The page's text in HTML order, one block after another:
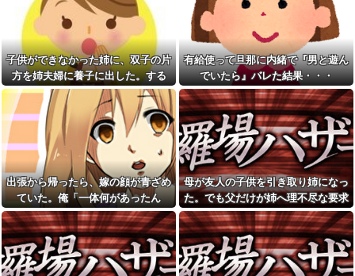
『Gガンダム』を一気見させた結
果……甥っ子が重度の中二病...
注文住宅を建てたんだけど、
２年近く待たされた挙げ句、追
加費用1400万請求された。流石
におかしいよね？
義弟夫婦「家では関西弁しか
話させない！」私「そこまで徹
底するの？」→その教育方針が
思わぬ結果を招いて…
同僚「先輩、今度デートする
らしいよ」俺「そんな…」→密
かに想い続けていた相手の話を
聞いて落ち込んで…
文系学部卒ってどんな仕事に
就くの？結局何で食っていくか
わからないんだけど...
兄がドール愛好家。部屋でド
レスを着せ写真撮影もしてドン
引きした
彼氏が『この車』買おうとし
て私とケンカになってるんだけ
来なくて大丈夫ですｗ
親父が自転車で事故った。そ
の時コケた親父が荷物で腹を突
いて胃袋が切れ、5時間を超える
手術をすることに。手術は修羅
場だったが無事終了……と思っ
たら→
旦那が知らない間に夜の店行
ってた。私「なんで黙って行っ
たの？」旦那「暴力したら犯罪
だぞ」→夜の店通いを巡って夫
婦の言い争いが泥沼化して…
彼の母親と初めて食事した時
に彼母が「私ちゃんは結婚した
ら仕事辞める予定なんですって
ね」と言ってきた
【画像】福原遥さん、意外と
あるｗ他
姪っ子とクレープを買ってい
たら不審者と間違われ警察沙汰
にｗ必死にかばってくれた姪の
一言に泣きそうになった件←必
子供ができなかった姉に、双子の片
方を姉夫婦に養子に出した。する
と、養子に出した子がすごく礼儀正
しくてビックリ
有給使って旦那に内緒で『男と遊ん
でいたら』バレた結果・・・
出張から帰ったら、嫁の顔が青ざめ
ていた。俺「一体何があったん
だ？」嫁「…」→子供たちに話を聞
くと…
母が友人の子供を引き取り姉になっ
た。でも父だけが姉へ理不尽な要求
ばかり押し付けていて…